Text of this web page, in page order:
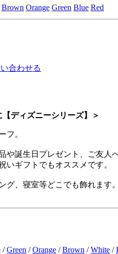
Brown Orange Green Blue Red
合わせる
ディズニーシリーズ】＞
フ。
や誕生日プレゼント、ご友人
いギフトでもオススメです。
グ、寝室等どこでも飾れます。
/Green /Orange /Brown /White /